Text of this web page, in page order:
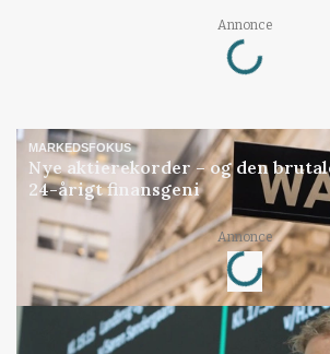
Annonce
Loading...
MARKEDSFOKUS
Nye aktierekorder – og den
24-årigt finansgeni
Annonce
Loading...